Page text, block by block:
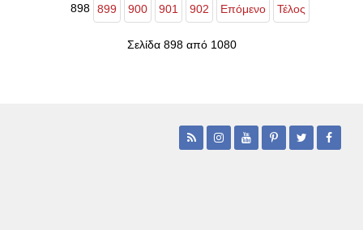
898 899 900 901 902 Επόμενο Τέλος
Σελίδα 898 από 1080